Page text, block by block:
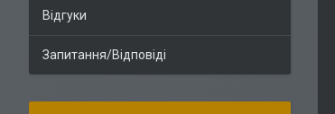
Відгуки
Запитання/Відповіді